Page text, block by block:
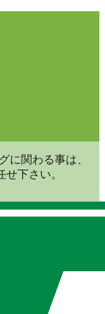
に関わる事は、
下さい。